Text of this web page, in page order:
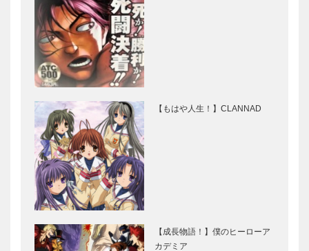
【もはや人生！】CLANNAD
【成長物語！】僕のヒーローア
カデミア